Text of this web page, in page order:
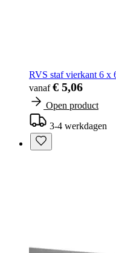
RVS staf vierkant 6 x
vanaf€ 5,06
Open product
3-4 werkdagen